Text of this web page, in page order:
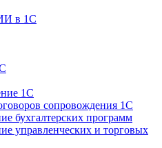
в 1С
1С
сопровождения 1С
бухгалтерских программ
управленческих и торговых